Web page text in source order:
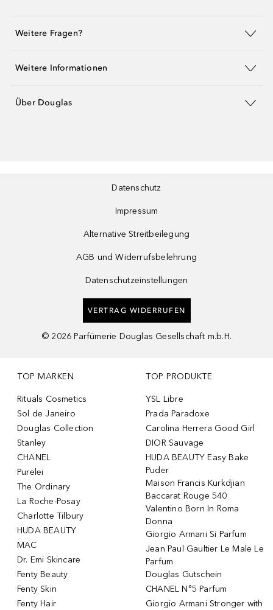
Weitere Fragen?
Weitere Informationen
Über Douglas
Datenschutz
Impressum
Alternative Streitbeilegung
AGB und Widerrufsbelehrung
Datenschutzeinstellungen
VERTRAG WIDERRUFEN
© 2026 Parfümerie Douglas Gesellschaft m.b.H.
TOP MARKEN
Rituals Cosmetics
Sol de Janeiro
Douglas Collection
Stanley
CHANEL
Purelei
The Ordinary
La Roche-Posay
Charlotte Tilbury
HUDA BEAUTY
MAC
Dr. Emi Skincare
Fenty Beauty
Fenty Skin
Fenty Hair
TOP PRODUKTE
YSL Libre
Prada Paradoxe
Carolina Herrera Good Girl
DIOR Sauvage
HUDA BEAUTY Easy Bake
Puder
Maison Francis Kurkdjian
Baccarat Rouge 540
Valentino Born In Roma
Donna
Giorgio Armani Si Parfum
Jean Paul Gaultier Le Male Le
Parfum
Douglas Gutschein
CHANEL N°5 Parfum
Giorgio Armani Stronger with